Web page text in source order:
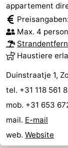
appartement
Max. 4
Haustiere
Duinstraatje 1,
tel. +31 118 561
mob. +31 653
mail. E-mail
web. Website